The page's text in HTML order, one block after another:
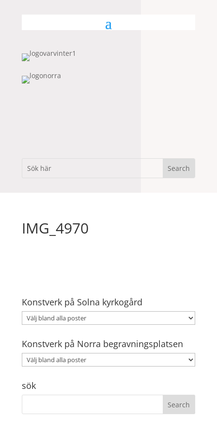
IMG_4970
Konstverk på Solna kyrkogård
Konstverk på Norra begravningsplatsen
sök